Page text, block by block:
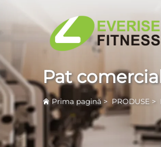
Pat
Prima pagină> PRODUSE >